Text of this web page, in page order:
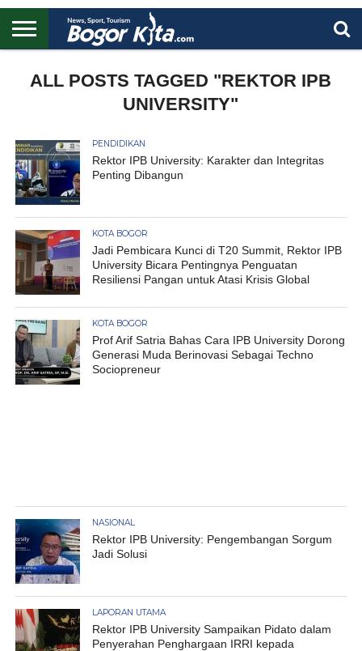
UTAMA
ALL POSTS TAGGED "REKTOR IPB
UNIVERSITY"
PENDIDIKAN
Rektor IPB University: Karakter dan Integritas
Penting Dibangun
KOTA BOGOR
Jadi Pembicara Kunci di T20 Summit, Rektor IPB
University Bicara Pentingnya Penguatan
Resiliensi Pangan untuk Atasi Krisis Global
KOTA BOGOR
Prof Arif Satria Bahas Cara IPB University Dorong
Generasi Muda Berinovasi Sebagai Techno
Sociopreneur
NASIONAL
Rektor IPB University: Pengembangan Sorgum
Jadi Solusi
LAPORAN UTAMA
Rektor IPB University Sampaikan Pidato dalam
Penyerahan Penghargaan IRRI kepada